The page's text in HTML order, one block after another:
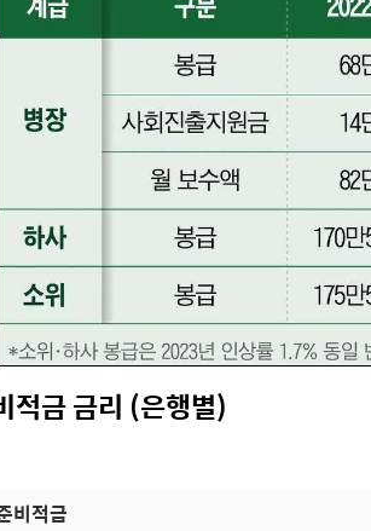
적금 금리 (은행별)
비적금